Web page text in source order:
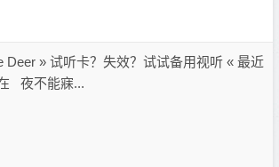
Deer » 试听卡？失效？试试备用视听 « 最近
夜不能寐...